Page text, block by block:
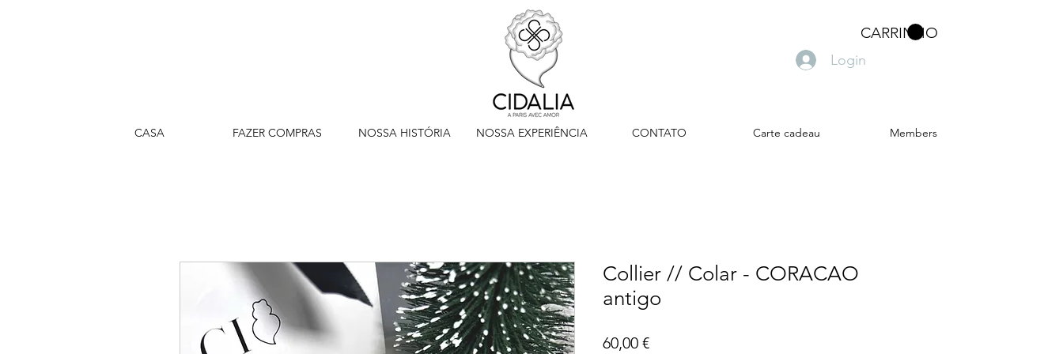
CARRINHO
Login
CASA FAZER COMPRAS NOSSA HISTÓRIA NOSSA EXPERIÊNCIA CONTATO Carte cadeau Members
Collier // Colar - CORACAO
antigo
60,00 €Preço